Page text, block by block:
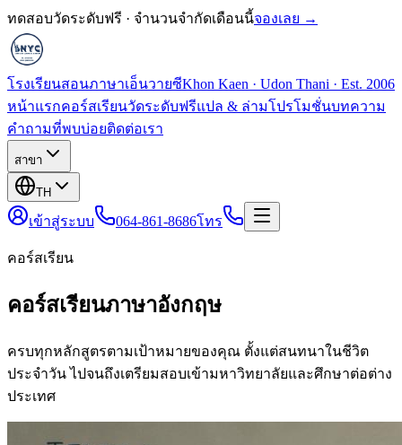
ทดสอบวัดระดับฟรี · จำนวนจำกัดเดือนนี้จองเลย →
โรงเรียนสอนภาษาเอ็นวายซีKhon Kaen · Udon Thani · Est. 2006
หน้าแรกคอร์สเรียนวัดระดับฟรีแปล & ล่ามโปรโมชั่นบทความ
คำถามที่พบบ่อยติดต่อเรา
สาขา
TH
เข้าสู่ระบบ 064-861-8686โทร
คอร์สเรียน
คอร์สเรียนภาษาอังกฤษ
ครบทุกหลักสูตรตามเป้าหมายของคุณ ตั้งแต่สนทนาในชีวิต
ประจำวัน ไปจนถึงเตรียมสอบเข้ามหาวิทยาลัยและศึกษาต่อต่าง
ประเทศ